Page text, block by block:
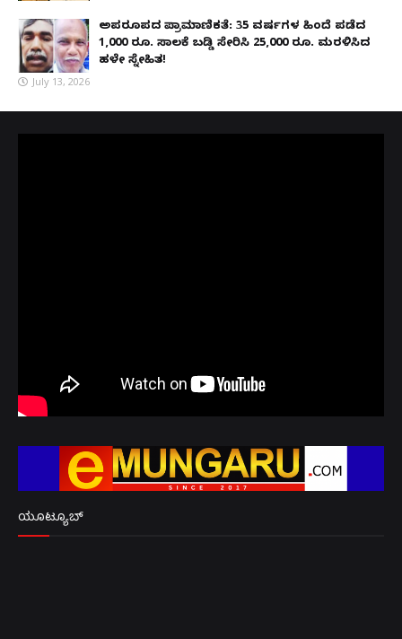
ಅಪರೂಪದ ಪ್ರಾಮಾಣಿಕತೆ: 35 ವರ್ಷಗಳ ಹಿಂದೆ ಪಡೆದ
1,000 ರೂ. ಸಾಲಕ್ಕೆ ಬಡ್ಡಿ ಸೇರಿಸಿ 25,000 ರೂ. ಮರಳಿಸಿದ
ಹಳೇ ಸ್ನೇಹಿತ!
July 13, 2026
ಯೂಟ್ಯೂಬ್